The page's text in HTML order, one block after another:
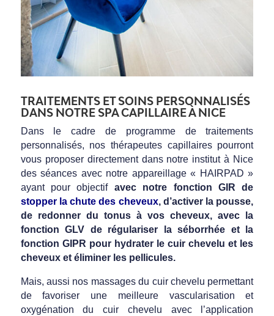
TRAITEMENTS ET SOINS PERSONNALISÉS
DANS NOTRE SPA CAPILLAIRE À NICE
Dans le cadre de programme de traitements
personnalisés, nos thérapeutes capillaires pourront
vous proposer directement dans notre institut à Nice
des séances avec notre appareillage « HAIRPAD »
ayant pour objectif avec notre fonction GIR de
stopper la chute des cheveux, d’activer la pousse,
de redonner du tonus à vos cheveux, avec la
fonction GLV de régulariser la séborrhée et la
fonction GIPR pour hydrater le cuir chevelu et les
cheveux et éliminer les pellicules.
Mais, aussi nos massages du cuir chevelu permettant
de favoriser une meilleure vascularisation et
oxygénation du cuir chevelu avec l’application